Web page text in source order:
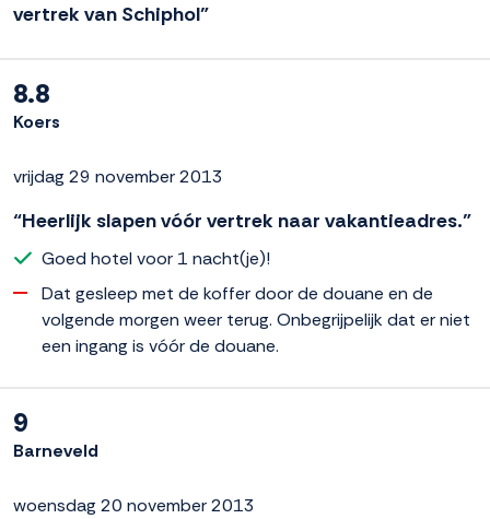
vertrek van Schiphol”
8.8
Koers
vrijdag 29 november 2013
“Heerlijk slapen vóór vertrek naar vakantieadres.”
Goed hotel voor 1 nacht(je)!
Dat gesleep met de koffer door de douane en de
volgende morgen weer terug. Onbegrijpelijk dat er niet
een ingang is vóór de douane.
9
Barneveld
woensdag 20 november 2013